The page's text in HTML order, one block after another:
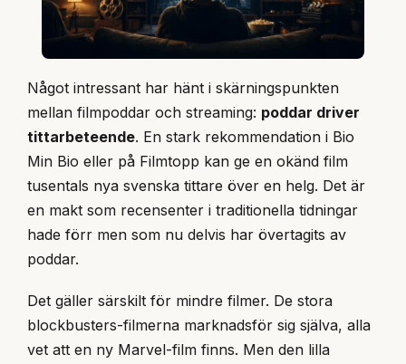
Något intressant har hänt i skärningspunkten
mellan filmpoddar och streaming: poddar driver
tittarbeteende. En stark rekommendation i Bio
Min Bio eller på Filmtopp kan ge en okänd film
tusentals nya svenska tittare över en helg. Det är
en makt som recensenter i traditionella tidningar
hade förr men som nu delvis har övertagits av
poddar.
Det gäller särskilt för mindre filmer. De stora
blockbusters-filmerna marknadsför sig själva, alla
vet att en ny Marvel-film finns. Men den lilla